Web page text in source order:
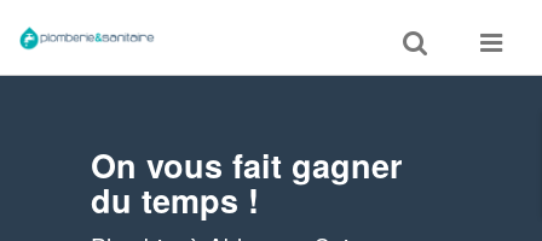
Toggle
search
Toggle
On vous fait gagner
du temps !